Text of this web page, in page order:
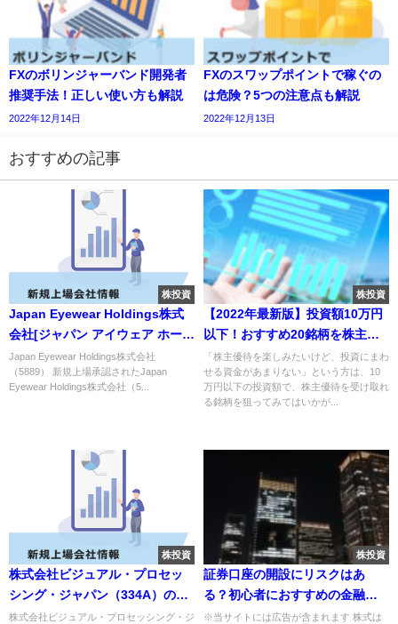
FXのボリンジャーバンド開発者
推奨手法！正しい使い方も解説
2022年12月14日
FXのスワップポイントで稼ぐの
は危険？5つの注意点も解説
2022年12月13日
おすすめの記事
株投資
Japan Eyewear Holdings株式
会社[ジャパン アイウェア ホール
ディングス]（5889）のIPO～初
値予想と新規上場情報～
Japan Eyewear Holdings株式会社
（5889） 新規上場承認されたJapan
Eyewear Holdings株式会社（5...
株投資
【2022年最新版】投資額10万円
以下！おすすめ20銘柄を株主優
待の内容別に紹介
「株主優待を楽しみたいけど、投資にまわ
せる資金があまりない」という方は、10
万円以下の投資額で、株主優待を受け取れ
る銘柄を狙ってみてはいかが...
株投資
株式会社ビジュアル・プロセッ
シング・ジャパン（334A）の
IPO～初値予想と新規上場情報～
株式会社ビジュアル・プロセッシング・ジ
株投資
証券口座の開設にリスクはあ
る？初心者におすすめの金融機
関も解説
※当サイトには広告が含まれます 株式は